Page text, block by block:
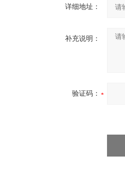
详细地址：
补充说明：
验证码：